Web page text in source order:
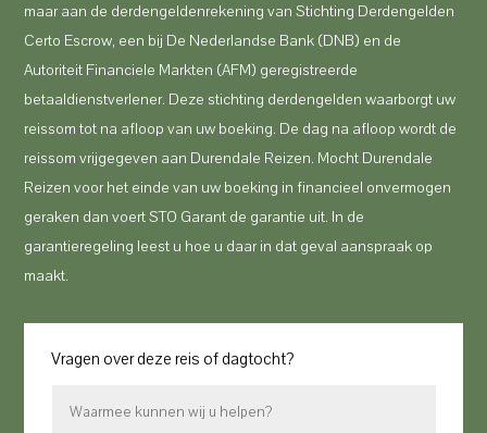
maar aan de derdengeldenrekening van Stichting Derdengelden
Certo Escrow, een bij De Nederlandse Bank (DNB) en de
Autoriteit Financiele Markten (AFM) geregistreerde
betaaldienstverlener. Deze stichting derdengelden waarborgt uw
reissom tot na afloop van uw boeking. De dag na afloop wordt de
reissom vrijgegeven aan Durendale Reizen. Mocht Durendale
Reizen voor het einde van uw boeking in financieel onvermogen
geraken dan voert STO Garant de garantie uit. In de
garantieregeling leest u hoe u daar in dat geval aanspraak op
maakt.
Vragen over deze reis of dagtocht?